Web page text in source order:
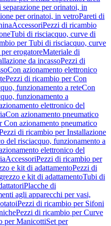
separazione per orinatoi, in
per orinatoi, in vetroPareti di
AccessoriPezzi di ricambio
Tubi di risciacquo, curve di
per Tubi di risciacquo, curve
erogatoreMateriale di
da incassoPezzi di
Con azionamento elettronico
Pezzi di ricambio per Con
funzionamento a reteCon
funzionamento a
elettronico del
Con azionamento pneumatico
Con azionamento pneumatico
di ricambio per Installazione
del risciacquo, funzionamento a
elettronico del
AccessoriPezzi di ricambio per
e kit di adattamentoPezzi di
e kit di adattamentoTubi di
Placche di
agli apparecchi per vasi,
Pezzi di ricambio per Sifoni
Pezzi di ricambio per Curve
per ManicottiSet per